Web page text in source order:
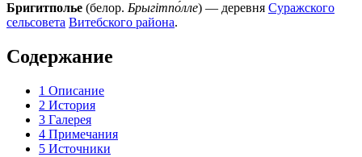
Бригитполье (белор. Брыгітпо́лле) — деревня Суражского
сельсовета Витебского района.
Содержание
1 Описание
2 История
3 Галерея
4 Примечания
5 Источники